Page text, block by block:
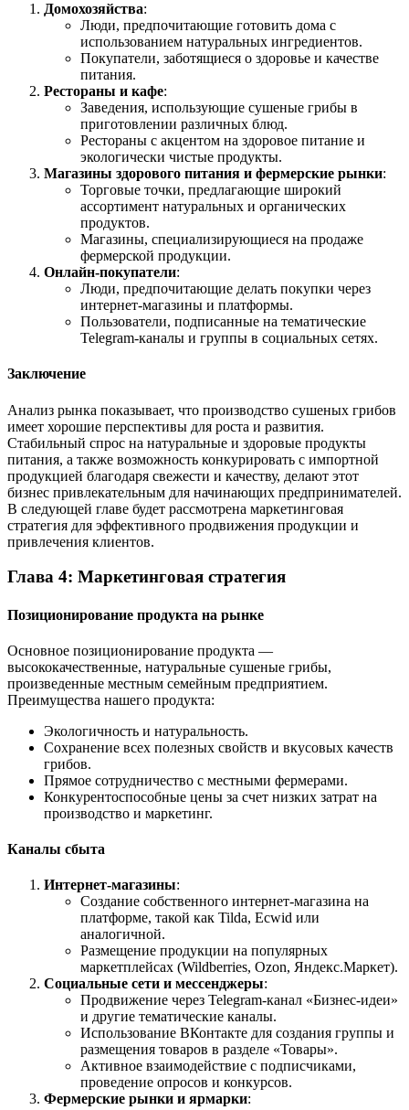
Домохозяйства:
Люди, предпочитающие готовить дома с
использованием натуральных ингредиентов.
Покупатели, заботящиеся о здоровье и качестве
питания.
Рестораны и кафе:
Заведения, использующие сушеные грибы в
приготовлении различных блюд.
Рестораны с акцентом на здоровое питание и
экологически чистые продукты.
Магазины здорового питания и фермерские рынки:
Торговые точки, предлагающие широкий
ассортимент натуральных и органических
продуктов.
Магазины, специализирующиеся на продаже
фермерской продукции.
Онлайн-покупатели:
Люди, предпочитающие делать покупки через
интернет-магазины и платформы.
Пользователи, подписанные на тематические
Telegram-каналы и группы в социальных сетях.
Заключение
Анализ рынка показывает, что производство сушеных грибов
имеет хорошие перспективы для роста и развития.
Стабильный спрос на натуральные и здоровые продукты
питания, а также возможность конкурировать с импортной
продукцией благодаря свежести и качеству, делают этот
бизнес привлекательным для начинающих предпринимателей.
В следующей главе будет рассмотрена маркетинговая
стратегия для эффективного продвижения продукции и
привлечения клиентов.
Глава 4: Маркетинговая стратегия
Позиционирование продукта на рынке
Основное позиционирование продукта —
высококачественные, натуральные сушеные грибы,
произведенные местным семейным предприятием.
Преимущества нашего продукта:
Экологичность и натуральность.
Сохранение всех полезных свойств и вкусовых качеств
грибов.
Прямое сотрудничество с местными фермерами.
Конкурентоспособные цены за счет низких затрат на
производство и маркетинг.
Каналы сбыта
Интернет-магазины:
Создание собственного интернет-магазина на
платформе, такой как Tilda, Ecwid или
аналогичной.
Размещение продукции на популярных
маркетплейсах (Wildberries, Ozon, Яндекс.Маркет).
Социальные сети и мессенджеры:
Продвижение через Telegram-канал «Бизнес-идеи»
и другие тематические каналы.
Использование ВКонтакте для создания группы и
размещения товаров в разделе «Товары».
Активное взаимодействие с подписчиками,
проведение опросов и конкурсов.
Фермерские рынки и ярмарки: